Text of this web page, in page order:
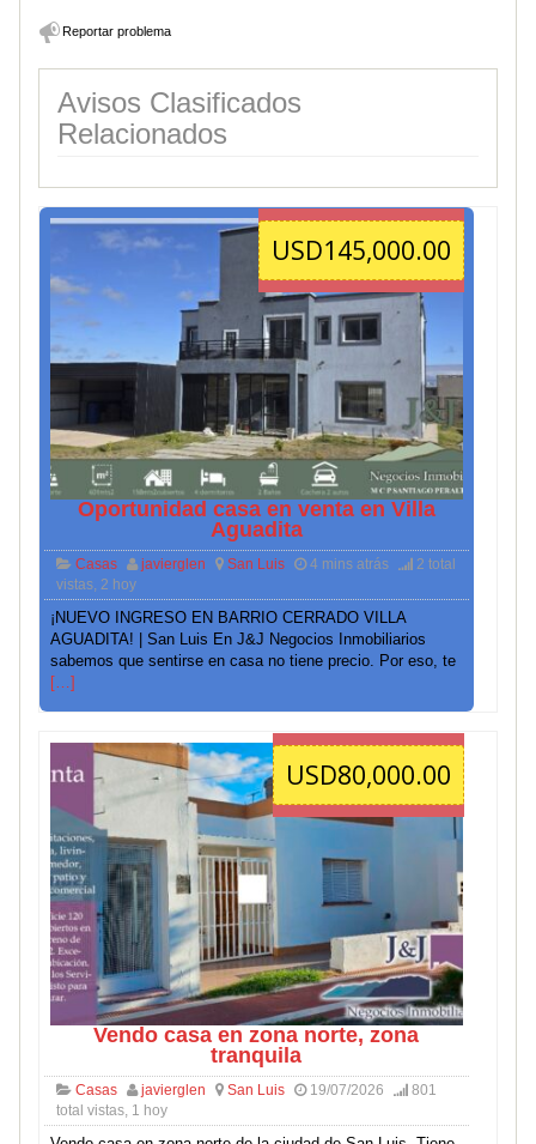
Reportar problema
Avisos Clasificados
Relacionados
USD145,000.00
Oportunidad casa en venta en Villa
Aguadita
Casas javierglen San Luis 4 mins atrás
2 total
vistas, 2 hoy
¡NUEVO INGRESO EN BARRIO CERRADO VILLA
AGUADITA! | San Luis En J&J Negocios Inmobiliarios
sabemos que sentirse en casa no tiene precio. Por eso, te
[…]
USD80,000.00
Vendo casa en zona norte, zona
tranquila
Casas javierglen San Luis 19/07/2026
801
total vistas, 1 hoy